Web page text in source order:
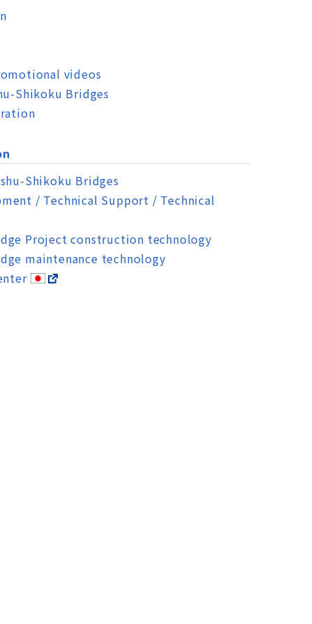
videos
Shikoku Bridges
Shikoku Bridges
/ Technical Support / Technical
Project construction technology
maintenance technology